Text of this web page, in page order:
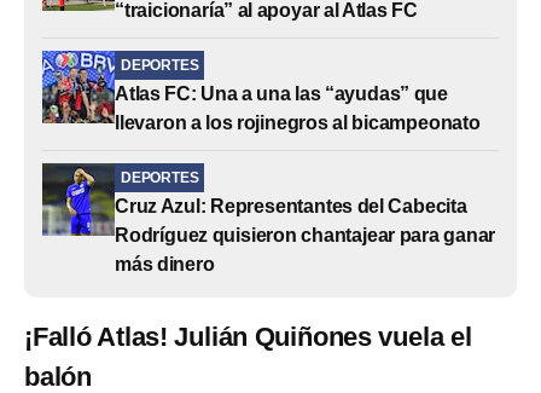
“traicionaría” al apoyar al Atlas FC
DEPORTES
Atlas FC: Una a una las “ayudas” que
llevaron a los rojinegros al bicampeonato
DEPORTES
Cruz Azul: Representantes del Cabecita
Rodríguez quisieron chantajear para ganar
más dinero
¡Falló Atlas! Julián Quiñones vuela el
balón